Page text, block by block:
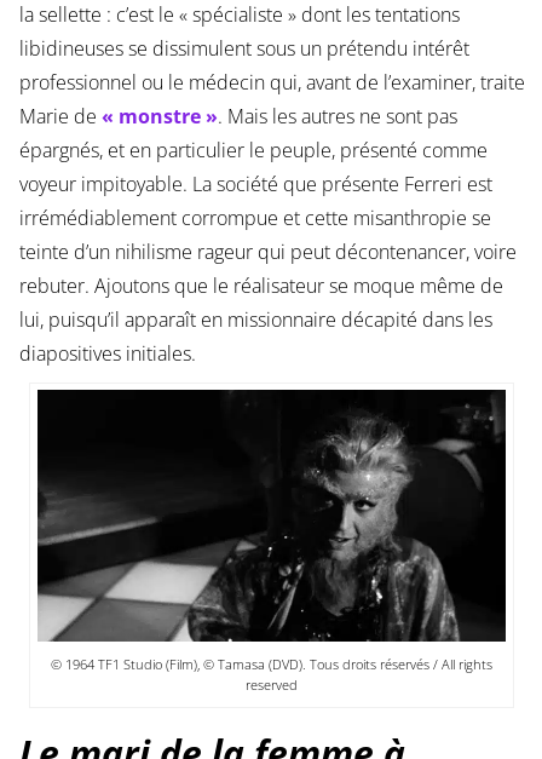
la sellette : c’est le « spécialiste » dont les tentations
libidineuses se dissimulent sous un prétendu intérêt
professionnel ou le médecin qui, avant de l’examiner, traite
Marie de « monstre ». Mais les autres ne sont pas
épargnés, et en particulier le peuple, présenté comme
voyeur impitoyable. La société que présente Ferreri est
irrémédiablement corrompue et cette misanthropie se
teinte d’un nihilisme rageur qui peut décontenancer, voire
rebuter. Ajoutons que le réalisateur se moque même de
lui, puisqu’il apparaît en missionnaire décapité dans les
diapositives initiales.
© 1964 TF1 Studio (Film), © Tamasa (DVD). Tous droits réservés / All rights
reserved